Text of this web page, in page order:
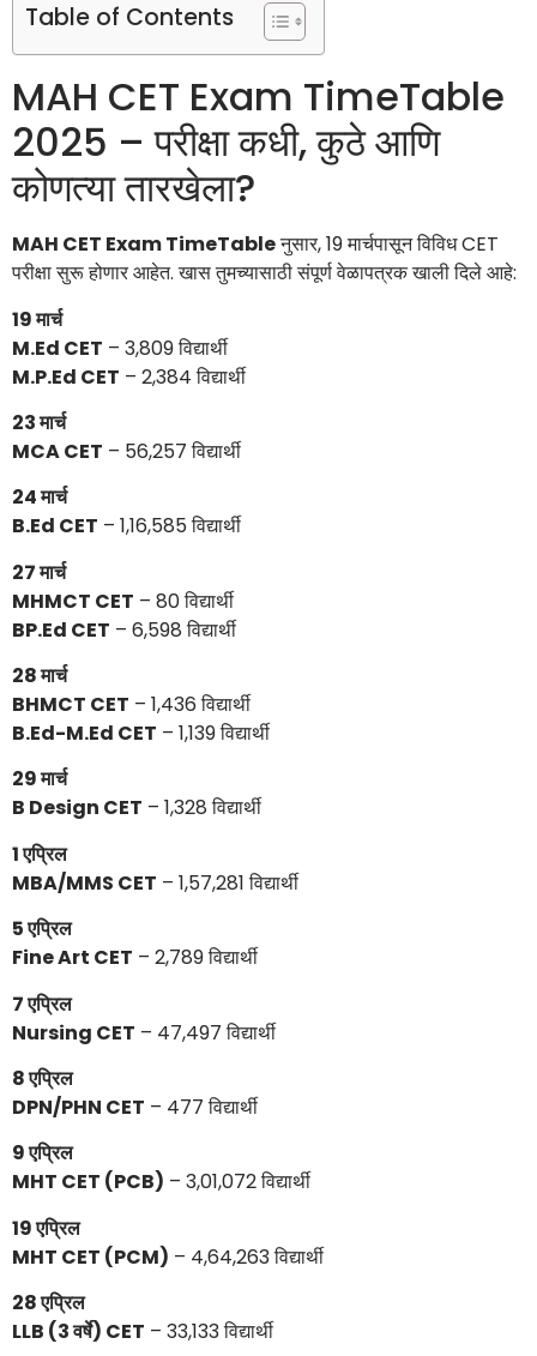
Table of Contents
MAH CET Exam TimeTable
2025 – परीक्षा कधी, कुठे आणि
कोणत्या तारखेला?
MAH CET Exam TimeTableनुसार, 19 मार्चपासून विविध CET
परीक्षा सुरू होणार आहेत. खास तुमच्यासाठी संपूर्ण वेळापत्रक खाली दिले आहे:
19 मार्च
M.Ed CET – 3,809 विद्यार्थी
M.P.Ed CET – 2,384 विद्यार्थी
23 मार्च
MCA CET – 56,257 विद्यार्थी
24 मार्च
B.Ed CET – 1,16,585 विद्यार्थी
27 मार्च
MHMCT CET – 80 विद्यार्थी
BP.Ed CET – 6,598 विद्यार्थी
28 मार्च
BHMCT CET – 1,436 विद्यार्थी
B.Ed-M.Ed CET – 1,139 विद्यार्थी
29 मार्च
B Design CET – 1,328 विद्यार्थी
1 एप्रिल
MBA/MMS CET – 1,57,281 विद्यार्थी
5 एप्रिल
Fine Art CET – 2,789 विद्यार्थी
7 एप्रिल
Nursing CET – 47,497 विद्यार्थी
8 एप्रिल
DPN/PHN CET – 477 विद्यार्थी
9 एप्रिल
MHT CET (PCB) – 3,01,072 विद्यार्थी
19 एप्रिल
MHT CET (PCM) – 4,64,263 विद्यार्थी
28 एप्रिल
LLB (3 वर्षे) CET – 33,133 विद्यार्थी